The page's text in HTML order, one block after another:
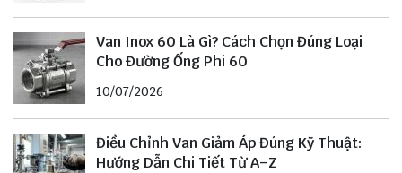
Van Inox 60 Là Gì? Cách Chọn Đúng Loại
Cho Đường Ống Phi 60
10/07/2026
Điều Chỉnh Van Giảm Áp Đúng Kỹ Thuật:
Hướng Dẫn Chi Tiết Từ A–Z